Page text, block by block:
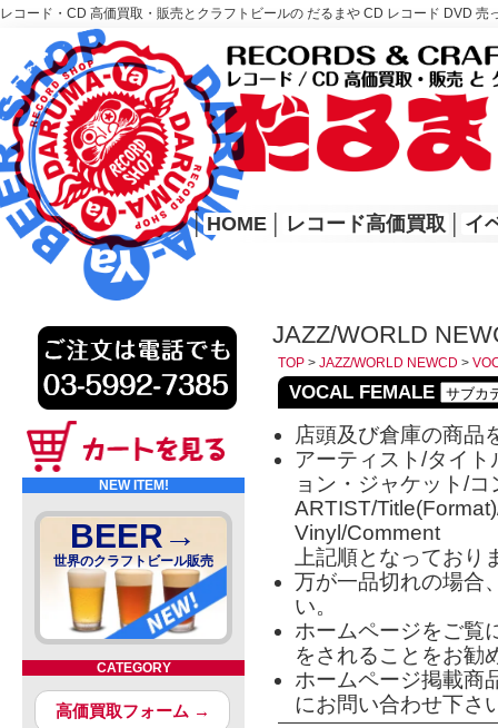
レコード・CD 高価買取・販売とクラフトビールの だるまや CD レコード DVD
レコード高価買取はこちら
HOME
│ HOME レコード高価買取 イ
NEW ITEM!
BEER→
世界のクラフトビール販売
CATEGORY
高価買取フォーム →
JAZZ/WORLD
TOP > JAZZ/WORLD NEWCD >
VOCAL FEMALE
店頭及び倉庫の商品
アーティスト/タイ
ョン・ジャケット/
ARTIST/
Vinyl/Comment
上記順となっており
万が一品切れの場合
い。
ホームページをご覧
をされることをお勧
ホームページ掲載商
にお問い合わせ下さ